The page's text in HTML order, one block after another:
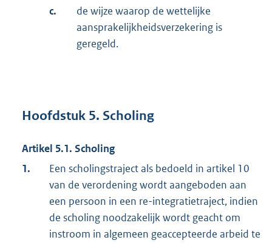
c.
de wijze waarop de wettelijke
aansprakelijkheidsverzekering is
geregeld.
Hoofdstuk 5. Scholing
Artikel 5.1. Scholing
1.
Een scholingstraject als bedoeld in artikel 10
van de verordening wordt aangeboden aan
een persoon in een re-integratietraject, indien
de scholing noodzakelijk wordt geacht om
instroom in algemeen geaccepteerde arbeid te